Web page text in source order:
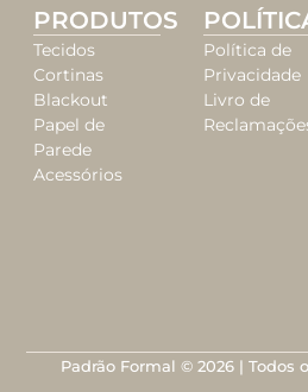
PRODUTOS
Tecidos
Cortinas
Blackout
Papel de
Parede
Acessórios
Política de
Privacidade
Livro de
Padrão Formal © 2026 | Todos